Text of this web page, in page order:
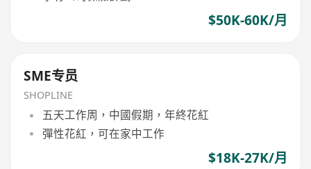
$50K-60K/月
SME专员
SHOPLINE
五天工作周，中國假期，年終花紅
彈性花紅，可在家中工作
$18K-27K/月